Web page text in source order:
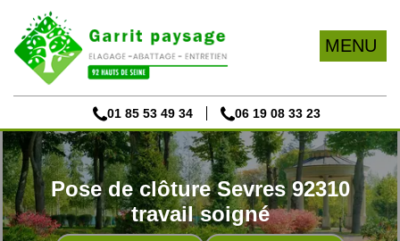
MENU
01 85 53 49 34 06 19 08 33 23
Pose de clôture Sevres 92310
travail soigné